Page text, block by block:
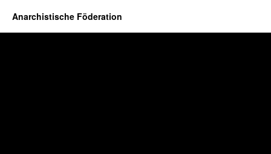
Anarchistische Föderation